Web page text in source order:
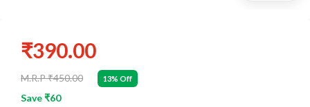
₹390.00
M.R.P ₹450.00 13% Off
Save ₹60